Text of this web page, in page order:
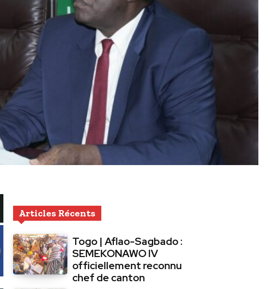
Articles Récents
Togo | Aflao-Sagbado :
SEMEKONAWO IV
officiellement reconnu
chef de canton